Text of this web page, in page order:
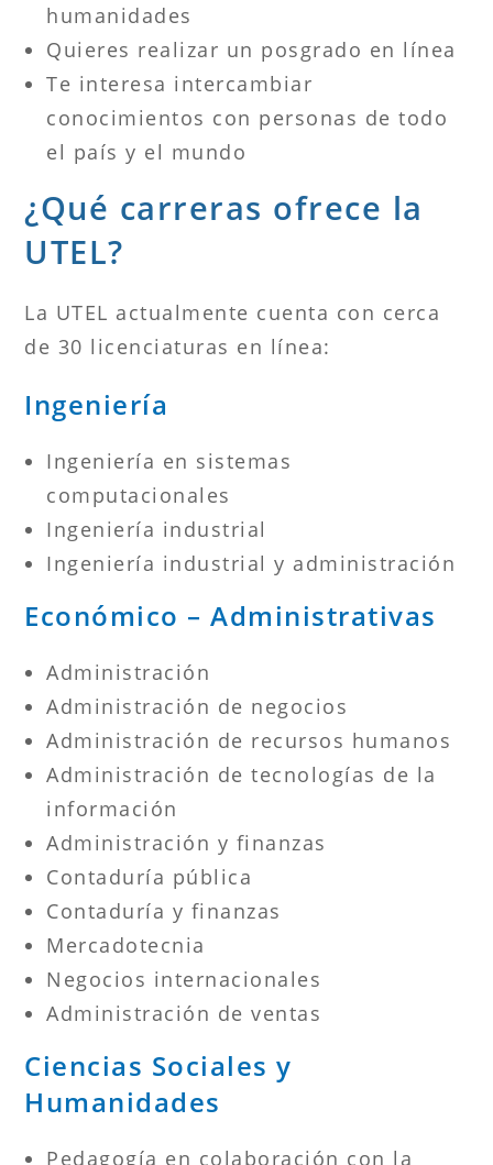
humanidades
Quieres realizar un posgrado en línea
Te interesa intercambiar
conocimientos con personas de todo
el país y el mundo
¿Qué carreras ofrece la
UTEL?
La UTEL actualmente cuenta con cerca
de 30 licenciaturas en línea:
Ingeniería
Ingeniería en sistemas
computacionales
Ingeniería industrial
Ingeniería industrial y administración
Económico – Administrativas
Administración
Administración de negocios
Administración de recursos humanos
Administración de tecnologías de la
información
Administración y finanzas
Contaduría pública
Contaduría y finanzas
Mercadotecnia
Negocios internacionales
Administración de ventas
Ciencias Sociales y
Humanidades
Pedagogía en colaboración con la